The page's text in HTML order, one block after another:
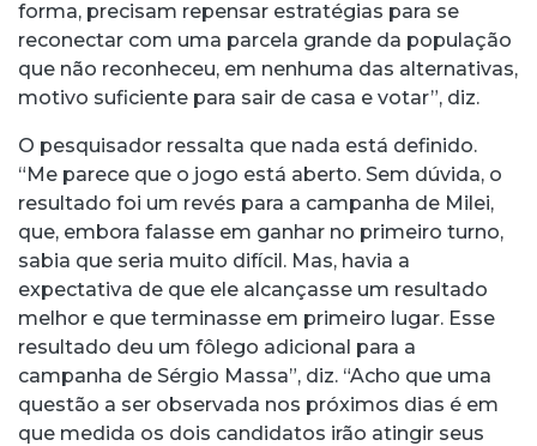
forma, precisam repensar estratégias para se
reconectar com uma parcela grande da população
que não reconheceu, em nenhuma das alternativas,
motivo suficiente para sair de casa e votar”, diz.
O pesquisador ressalta que nada está definido.
“Me parece que o jogo está aberto. Sem dúvida, o
resultado foi um revés para a campanha de Milei,
que, embora falasse em ganhar no primeiro turno,
sabia que seria muito difícil. Mas, havia a
expectativa de que ele alcançasse um resultado
melhor e que terminasse em primeiro lugar. Esse
resultado deu um fôlego adicional para a
campanha de Sérgio Massa”, diz. “Acho que uma
questão a ser observada nos próximos dias é em
que medida os dois candidatos irão atingir seus